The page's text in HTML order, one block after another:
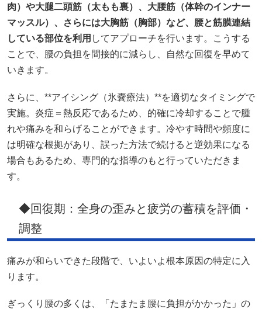
肉）や大腿二頭筋（太もも裏）、大腰筋（体幹のインナー
マッスル）、さらには大胸筋（胸部）など、腰と筋膜連結
している部位を利用 してアプローチを行います。こうする
ことで、腰の負担を間接的に減らし、自然な回復を早めて
いきます。
さらに、**アイシング（氷嚢療法）**を適切なタイミングで
実施。炎症＝熱反応であるため、的確に冷却することで腫
れや痛みを和らげることができます。冷やす時間や頻度に
は明確な根拠があり、誤った方法で続けると逆効果になる
場合もあるため、専門的な指導のもと行っていただきま
す。
◆回復期：全身の歪みと疲労の蓄積を評価・
調整
痛みが和らいできた段階で、いよいよ根本原因の特定に入
ります。
ぎっくり腰の多くは、「たまたま腰に負担がかかった」の